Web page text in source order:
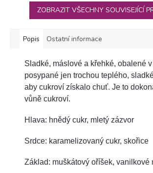
ZOBRAZIT VŠECHNY SOUVISEJÍCÍ
Popis Ostatní informace
Sladké, máslové a křehké, obalené
posypané jen trochou teplého,
aby cukroví získalo chuť. Je to
vůně cukroví.
Hlava: hnědý cukr, mletý zázvor
Srdce: karamelizovaný cukr, skořice
Základ: muškátový oříšek, vanilkové